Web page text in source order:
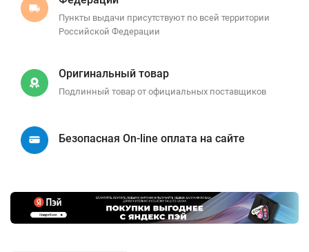
Пункты выдачи присутствуют по всей территории
Российской Федерации
Оригинальный товар
Подлинный товар от официальных поставщиков
Безопасная On-line оплата на сайте